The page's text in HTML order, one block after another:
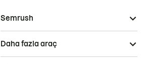
Semrush
Daha fazla araç